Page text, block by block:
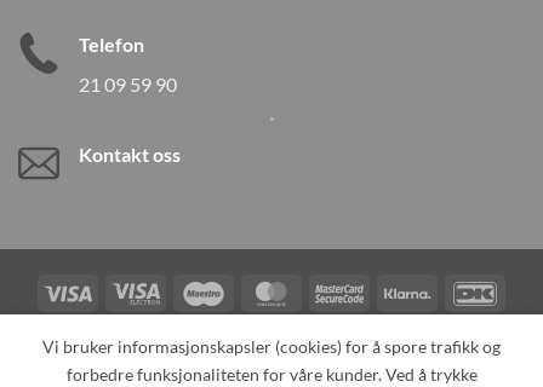
Telefon
21 09 59 90
Kontakt oss
Visa
Visa
Electron
Maestro MasterCardMasterCard
2
Klarna
Card
TILBAKEKALLINGER KONTAKT OSS OM OSS
Vi bruker informasjonskapsler (cookies) for å spore trafikk og
forbedre funksjonaliteten for våre kunder. Ved å trykke